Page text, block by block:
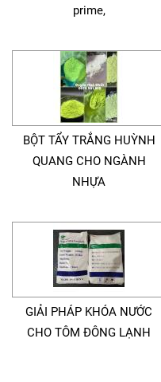
prime,
BỘT TẨY TRẮNG HUỲNH
QUANG CHO NGÀNH
NHỰA
GIẢI PHÁP KHÓA NƯỚC
CHO TÔM ĐÔNG LẠNH